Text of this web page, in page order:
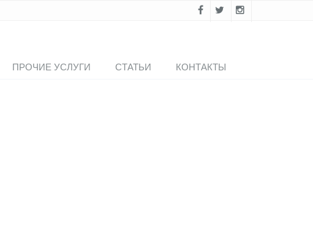
ПРОЧИЕ УСЛУГИ СТАТЬИ КОНТАКТЫ